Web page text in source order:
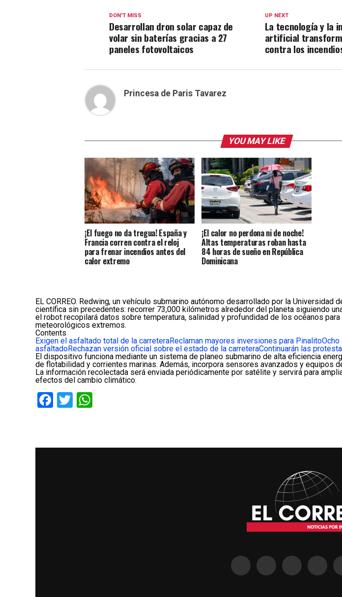
UP NEXT
La tecnología y la
artificial
contra los
DON'T MISS
Desarrollan dron solar capaz de
volar sin baterías gracias a 27
paneles fotovoltaicos
Princesa de Paris Tavarez
YOU MAY LIKE
¡El fuego no da tregua! España y
Francia corren contra el reloj
para frenar incendios antes del
calor extremo
¡El calor no perdona ni de noche!
Altas temperaturas roban hasta
84 horas de sueño en República
Dominicana
EL CORREO. Redwing, un vehículo submarino autónomo desarrollado por la
científica sin precedentes: recorrer 73,000 kilómetros alrededor del planeta siguiendo
el robot recopilará datos sobre temperatura, salinidad y profundidad de los océanos
meteorológicos extremos.
Contents
Exigen el asfaltado total de la carreteraReclaman mayores inversiones para PinalitoOcho
asfaltadoRechazan versión oficial sobre el estado de la carreteraContinuarán las
El dispositivo funciona mediante un sistema de planeo submarino de alta eficiencia
de flotabilidad y corrientes marinas. Además, incorpora sensores avanzados y equipos
La información recolectada será enviada periódicamente por satélite y servirá para
efectos del cambio climático.
Facebook
Twitter